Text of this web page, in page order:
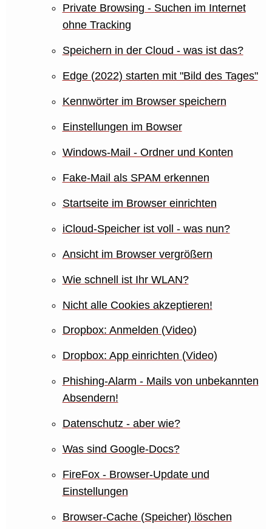
Private Browsing - Suchen im Internet
ohne Tracking
Speichern in der Cloud - was ist das?
Edge (2022) starten mit "Bild des Tages"
Kennwörter im Browser speichern
Einstellungen im Bowser
Windows-Mail - Ordner und Konten
Fake-Mail als SPAM erkennen
Startseite im Browser einrichten
iCloud-Speicher ist voll - was nun?
Ansicht im Browser vergrößern
Wie schnell ist Ihr WLAN?
Nicht alle Cookies akzeptieren!
Dropbox: Anmelden (Video)
Dropbox: App einrichten (Video)
Phishing-Alarm - Mails von unbekannten
Absendern!
Datenschutz - aber wie?
Was sind Google-Docs?
FireFox - Browser-Update und
Einstellungen
Browser-Cache (Speicher) löschen